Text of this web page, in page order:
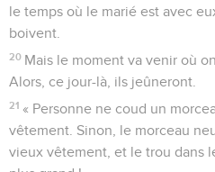
le temps où le marié est avec
boivent.
20 Mais le moment va venir où
Alors, ce jour-là, ils jeûneront.
21 « Personne ne coud un
vêtement. Sinon, le morceau
vieux vêtement, et le trou dans